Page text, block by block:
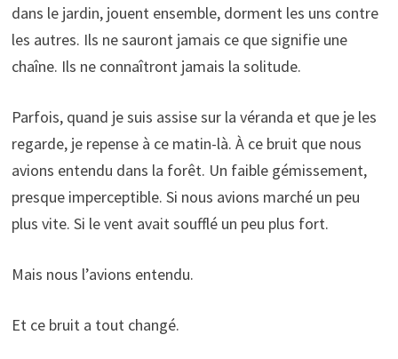
dans le jardin, jouent ensemble, dorment les uns contre
les autres. Ils ne sauront jamais ce que signifie une
chaîne. Ils ne connaîtront jamais la solitude.
Parfois, quand je suis assise sur la véranda et que je les
regarde, je repense à ce matin-là. À ce bruit que nous
avions entendu dans la forêt. Un faible gémissement,
presque imperceptible. Si nous avions marché un peu
plus vite. Si le vent avait soufflé un peu plus fort.
Mais nous l’avions entendu.
Et ce bruit a tout changé.